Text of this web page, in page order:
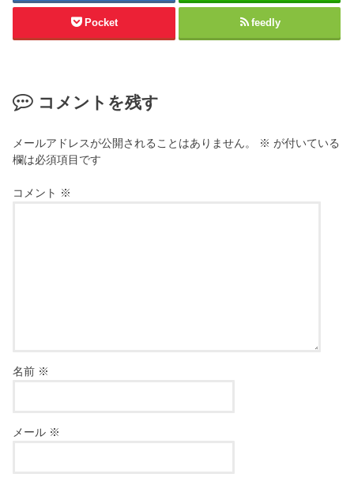
Pocket feedly
コメントを残す
メールアドレスが公開されることはありません。 ※ が付いている
欄は必須項目です
コメント ※
名前 ※
メール ※